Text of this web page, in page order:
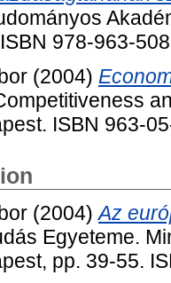
978-963-
(2004)
ISBN 963-
(2004)Az
Egyeteme.
pp. 39-55.